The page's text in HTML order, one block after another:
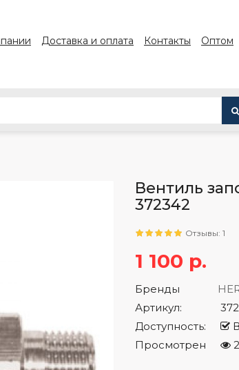
Доставка и оплата Контакты Оптом
Вентиль
372342
Отзывы: 1
1 100 р.
Бренды
Артикул:
Доступность:
Просмотрен